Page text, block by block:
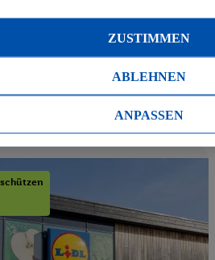
Klimaschutz liegen dort, wo
und bewegt werden – auf
der Straße. Gemeinsam mit
Logistikpartnern arbeiten wir
der...
ABLEHNEN
ZUSTIMMEN
ANPASSEN